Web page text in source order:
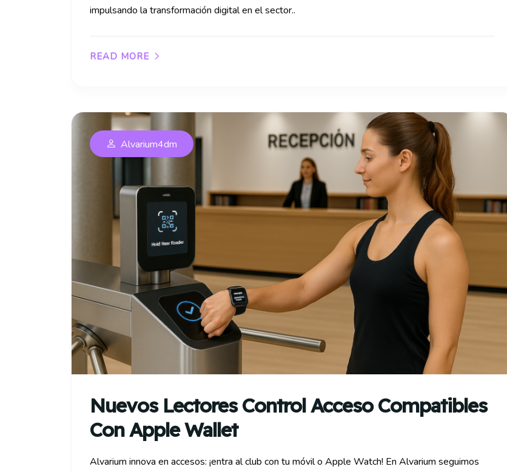
impulsando la transformación digital en el sector..
READ MORE
Nuevos Lectores Control Acceso Compatibles
Con Apple Wallet
Alvarium4dm
Alvarium innova en accesos: ¡entra al club con tu móvil o Apple Watch! En Alvarium seguimos